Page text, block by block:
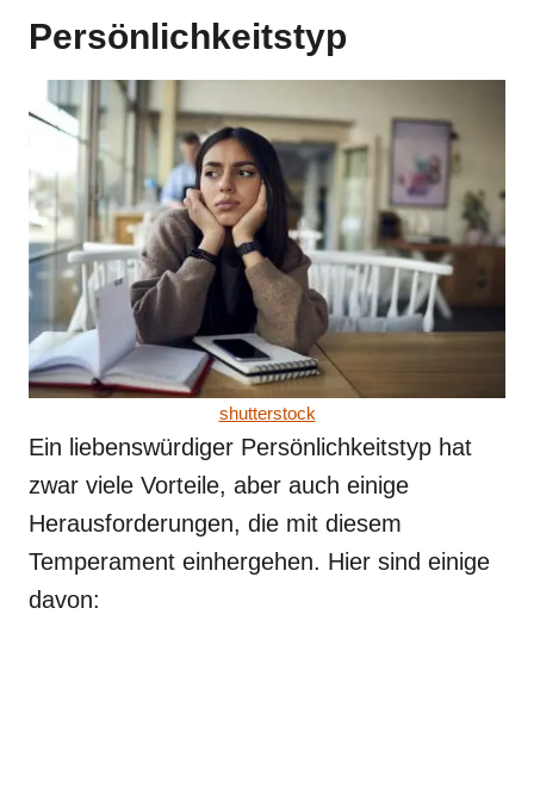
Persönlichkeitstyp
shutterstock
Ein liebenswürdiger Persönlichkeitstyp hat
zwar viele Vorteile, aber auch einige
Herausforderungen, die mit diesem
Temperament einhergehen. Hier sind einige
davon: